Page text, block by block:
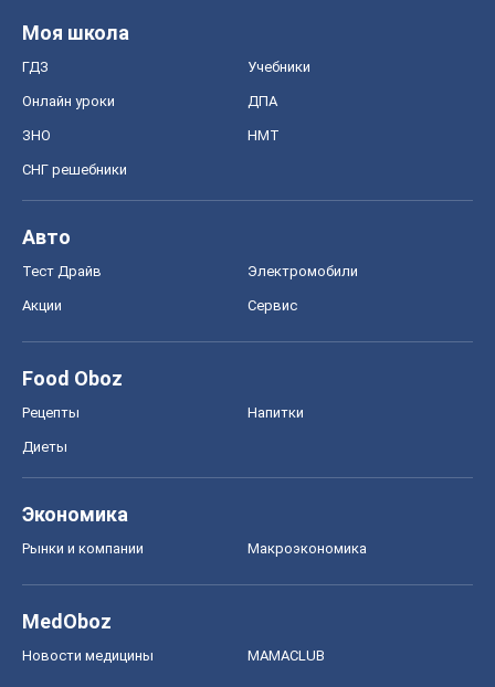
Моя школа
ГДЗ Учебники
Онлайн уроки ДПА
ЗНО НМТ
СНГ решебники
Авто
Тест Драйв Электромобили
Акции Сервис
Food Oboz
Рецепты Напитки
Диеты
Экономика
Рынки и компании Mакроэкономика
MedOboz
Новости медицины MAMACLUB